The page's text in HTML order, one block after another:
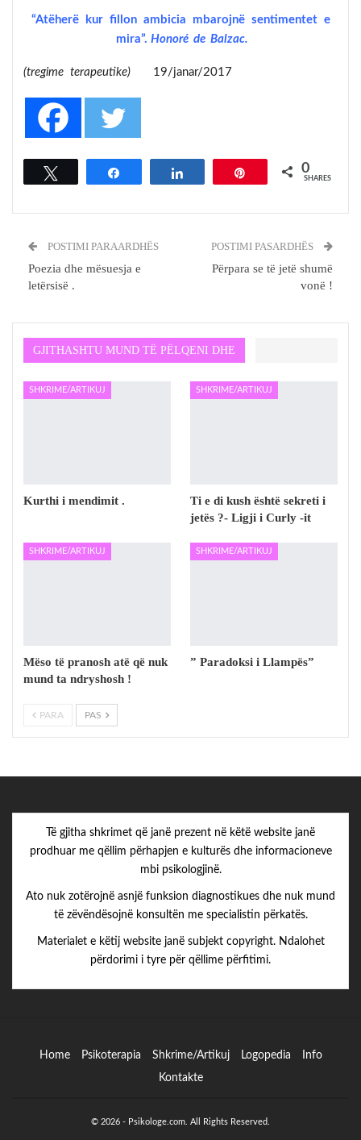
“Atëherë kur fillon ambicia mbarojnë sentimentet e
mira”. Honoré de Balzac.
(tregime terapeutike) 19/janar/2017
0
SHARES
POSTIMI PARAARDHËS
Poezia dhe mësuesja e
letërsisë .
POSTIMI PASARDHËS
Përpara se të jetë shumë
vonë !
GJITHASHTU MUND TË PËLQENI DHE
SHKRIME/ARTIKUJ
Kurthi i mendimit .
SHKRIME/ARTIKUJ
Ti e di kush është sekreti i
jetës ?- Ligji i Curly -it
SHKRIME/ARTIKUJ
Mëso të pranosh atë që nuk
mund ta ndryshosh !
SHKRIME/ARTIKUJ
” Paradoksi i Llampës”
PARA PAS
Të gjitha shkrimet që janë prezent në këtë website janë
prodhuar me qëllim përhapjen e kulturës dhe informacioneve
mbi psikologjinë.
Ato nuk zotërojnë asnjë funksion diagnostikues dhe nuk mund
të zëvëndësojnë konsultën me specialistin përkatës.
Materialet e këtij website janë subjekt copyright. Ndalohet
përdorimi i tyre për qëllime përfitimi.
Home Psikoterapia Shkrime/Artikuj Logopedia
Info
Kontakte
© 2026 - Psikologe.com. All Rights Reserved.